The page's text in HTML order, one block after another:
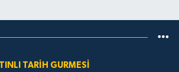
TARIH GURMESI